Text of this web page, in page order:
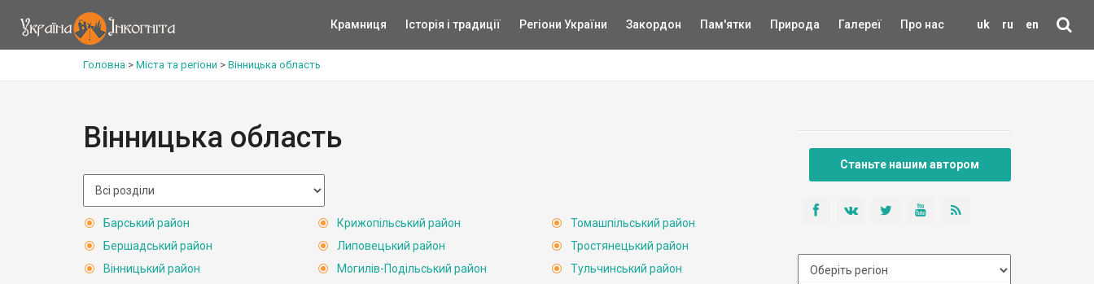
uk ru en
Крамниця Історія і традиції Регіони України Закордон Пам'ятки Природа Галереї Про нас
Головна > Міста та регіони > Вінницька область
Вінницька область
Барський район
Бершадський район
Вінницький район
Крижопільський район
Липовецький район
Могилів-Подільський район
Томашпільський район
Тростянецький район
Тульчинський район
Станьте нашим автором